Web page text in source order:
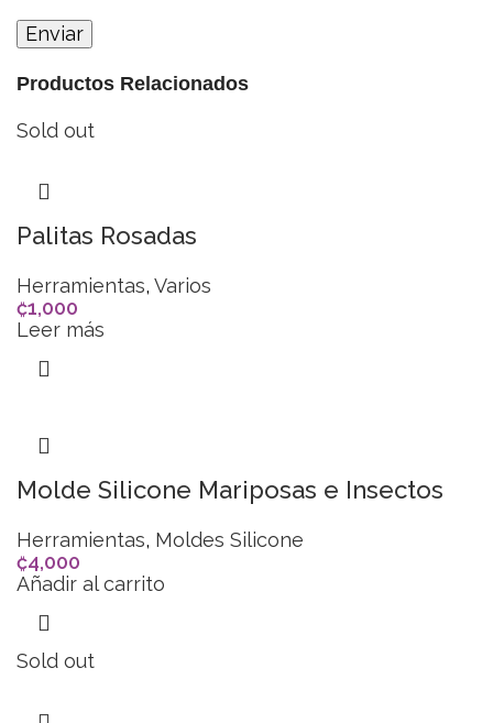
Productos Relacionados
Sold out
Palitas Rosadas
Herramientas, Varios
₡1,000
Leer más
Molde Silicone Mariposas e Insectos
Herramientas, Moldes Silicone
₡4,000
Añadir al carrito
Sold out